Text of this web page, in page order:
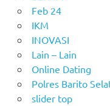
Feb 24
IKM
INOVASI
Lain – Lain
Online Dating
Polres Barito
slider top